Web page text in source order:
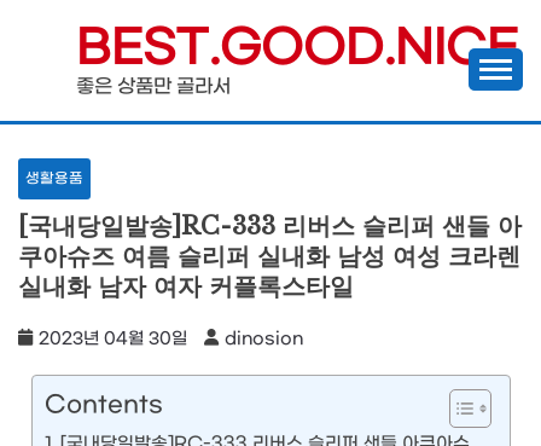
content
BEST.GOOD.NICE
좋은 상품만 골라서
생활용품
[국내당일발송]RC-333 리버스 슬리퍼 샌들 아
쿠아슈즈 여름 슬리퍼 실내화 남성 여성 크라렌
실내화 남자 여자 커플록스타일
2023년 04월 30일 dinosion
Contents